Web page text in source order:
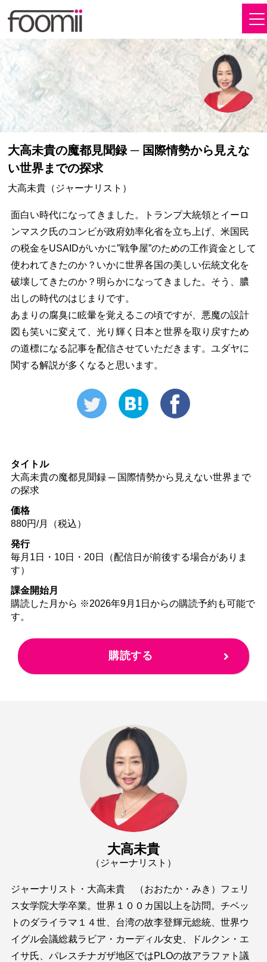
大高未貴の魔都見聞録 ─ 国際情勢から見えな
い世界までの探求
大高未貴（ジャーナリスト）
面白い時代になってきました。トランプ大統領とイーロ
ンマスク氏のコンビが政府効率化省を立ち上げ、米国民
の税金をUSAIDがいかに”戦争屋”のための工作資金として
使われてきたのか？いかに世界各国の美しい伝統文化を
破壊してきたのか？明らかになってきました。そう、膿
出しの時代のはじまりです。
あまりの腐臭に眩暈を覚えるこの頃ですが、悪魔の設計
図も笑いに変えて、光り輝く日本と世界を取り戻すため
の道標になる記事を配信させていただきます。ユダヤに
関する解説が多くなると思います。
タイトル
大高未貴の魔都見聞録 ─ 国際情勢から見えない世界まで
の探求
価格
880円/月（税込）
発行
毎月1日・10日・20日（配信日が前後する場合がありま
す）
課金開始月
購読した月から ※2026年9月1日からの購読予約も可能で
す。
購読する
大高未貴
（ジャーナリスト）
ジャーナリスト・大高未貴 （おおたか・みき）フェリ
ス女学院大学卒業。世界１００カ国以上を訪問。チベッ
トのダライラマ１４世、台湾の故李登輝元総統、世界ウ
イグル会議総裁ラビア・カーディル女史、ドルクン・エ
イサ氏、パレスチナガザ地区ではPLOの故アラファト議